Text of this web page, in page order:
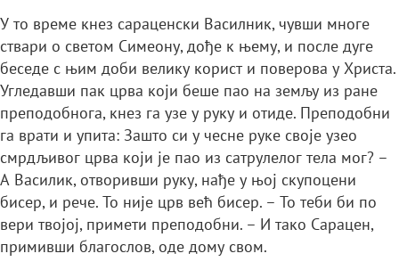
У то време кнез сараценски Василник, чувши многе
ствари о светом Симеону, дође к њему, и после дуге
беседе с њим доби велику корист и поверова у Христа.
Угледавши пак црва који беше пао на земљу из ране
преподобнога, кнез га узе у руку и отиде. Преподобни
га врати и упита: Зашто си у чесне руке своје узео
смрдљивог црва који је пао из сатрулелог тела мог? –
А Василик, отворивши руку, нађе у њој скупоцени
бисер, и рече. То није црв већ бисер. – То теби би по
вери твојој, примети преподобни. – И тако Сарацен,
примивши благослов, оде дому свом.